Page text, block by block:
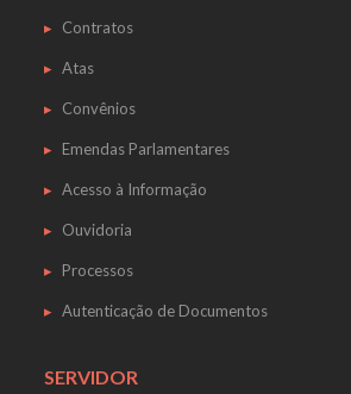
Contratos
Atas
Convênios
Emendas Parlamentares
Acesso à Informação
Ouvidoria
Processos
Autenticação de Documentos
SERVIDOR